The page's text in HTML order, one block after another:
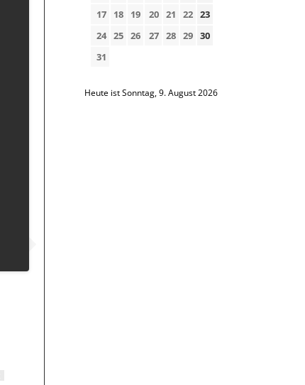
17
18 19 20 21 22 23
24 25 26 27 28 29 30
31
Heute ist Sonntag, 9. August 2026